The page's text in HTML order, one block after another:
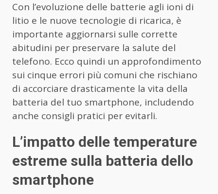
Con l’evoluzione delle batterie agli ioni di
litio e le nuove tecnologie di ricarica, è
importante aggiornarsi sulle corrette
abitudini per preservare la salute del
telefono. Ecco quindi un approfondimento
sui cinque errori più comuni che rischiano
di accorciare drasticamente la vita della
batteria del tuo smartphone, includendo
anche consigli pratici per evitarli.
L’impatto delle temperature
estreme sulla batteria dello
smartphone